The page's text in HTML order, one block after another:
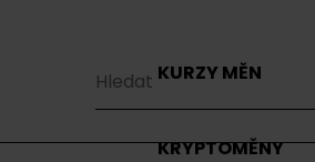
KURZY MĚN
KRYPTOMĚNY